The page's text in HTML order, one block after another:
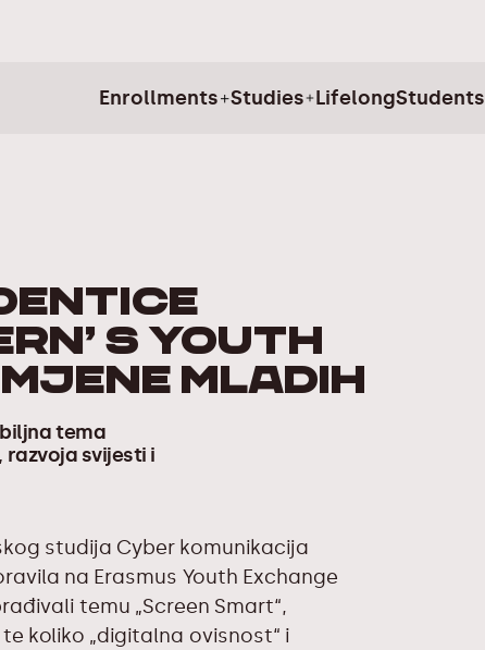
Enrollments Studies LifelongStudents
s Youth
mladih
tema
razvoja svijesti i
studija Cyber komunikacija
na Erasmus Youth Exchange
temu „Screen Smart“,
koliko „digitalna ovisnost“ i